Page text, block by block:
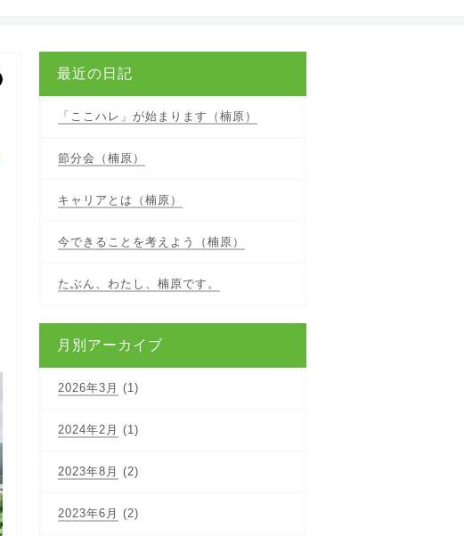
最近の日記
「ここハレ」が始まります（楠原）
節分会（楠原）
キャリアとは（楠原）
今できることを考えよう（楠原）
たぶん、わたし、楠原です。
月別アーカイブ
2026年3月 (1)
2024年2月 (1)
2023年8月 (2)
2023年6月 (2)